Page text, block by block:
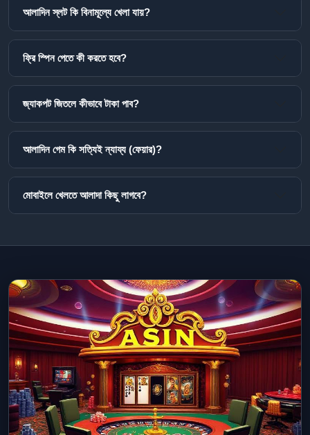
আলাদিন স্লট কি বিনামূল্যে খেলা যায়?
ফ্রি স্পিন পেতে কী করতে হবে?
জ্যাকপট জিতলে কীভাবে টাকা পাব?
আলাদিন গেম কি সত্যিই ন্যায্য (ফেয়ার)?
মোবাইলে খেলতে আলাদা কিছু লাগবে?